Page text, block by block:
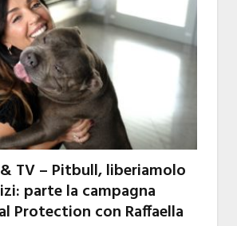
TV – Pitbull, liberiamolo
parte la campagna
Protection con Raffaella